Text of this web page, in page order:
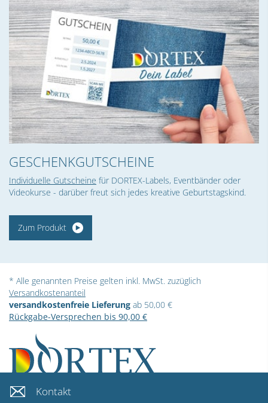
GESCHENK­GUTSCHEINE
Individuelle Gutscheine für DORTEX-Labels, Eventbänder oder
Videokurse - darüber freut sich jedes kreative Geburtstagskind.
Zum Produkt
* Alle genannten Preise gelten inkl. MwSt. zuzüglich
Versandkostenanteil
versandkostenfreie Lieferung ab 50,00 €
Rückgabe-Versprechen bis 90,00 €
Kontakt